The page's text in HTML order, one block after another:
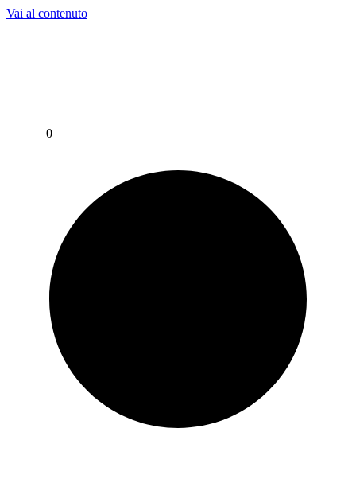
Vai al contenuto
0